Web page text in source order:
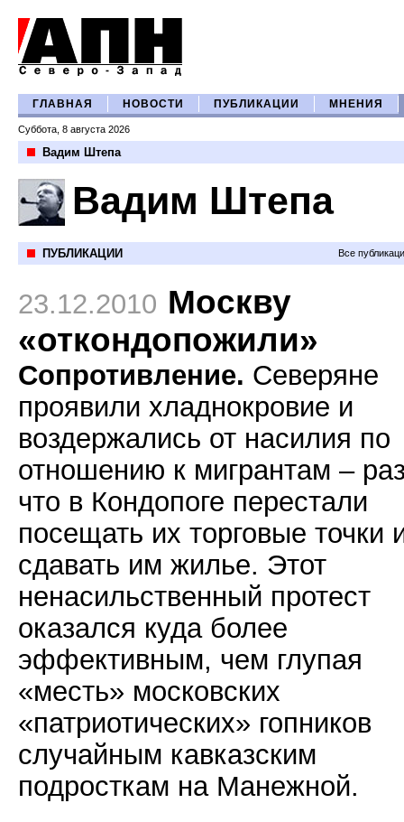
ГЛАВНАЯ НОВОСТИ ПУБЛИКАЦИИ МНЕНИЯ
Суббота, 8 августа 2026
Вадим Штепа
Вадим Штепа
ПУБЛИКАЦИИ Все
23.12.2010 Москву
«откондопожили»
Сопротивление. Северяне
проявили хладнокровие и
воздержались от насилия по
отношению к мигрантам –
что в Кондопоге перестали
посещать их торговые точки
сдавать им жилье. Этот
ненасильственный протест
оказался куда более
эффективным, чем глупая
«месть» московских
«патриотических» гопников
случайным кавказским
подросткам на Манежной.